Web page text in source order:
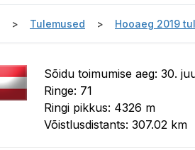
Tulemused Hooaeg 2019
Sõidu toimumise aeg: 30.
Ringe: 71
Ringi pikkus: 4326 m
Võistlusdistants: 307.02 km